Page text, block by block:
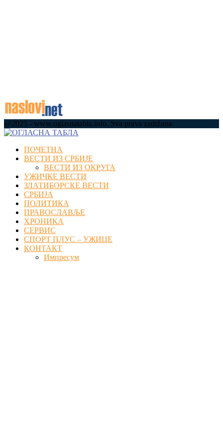
@2025 - www.oglasnatabla.info. Sva prava zadržana.
ПОЧЕТНА
ВЕСТИ ИЗ СРБИЈЕ
ВЕСТИ ИЗ ОКРУГА
УЖИЧКЕ ВЕСТИ
ЗЛАТИБОРСКЕ ВЕСТИ
СРБИЈА
ПОЛИТИКА
ПРАВОСЛАВЉЕ
ХРОНИКА
СЕРВИС
СПОРТ ПЛУС – УЖИЦЕ
КОНТАКТ
Импресум